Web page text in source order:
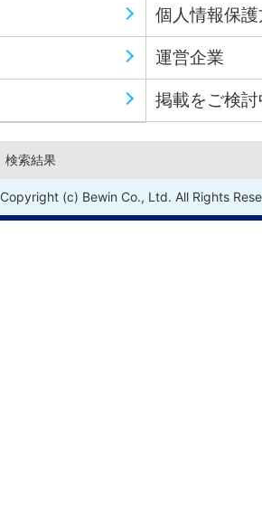
個人情報保
運営企業
掲載をご検
検索結果
Copyright (c) Bewin Co., Ltd. All Rights